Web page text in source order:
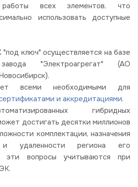
работы всех элементов, что
использовать доступные
ключ" осуществляется на базе
завода "Электроагрегат" (АО
всеми необходимыми для
и аккредитациями.
гибридных
достигать десятки миллионов
комплектации, назначения
и удаленности региона его
эти вопросы учитываются при